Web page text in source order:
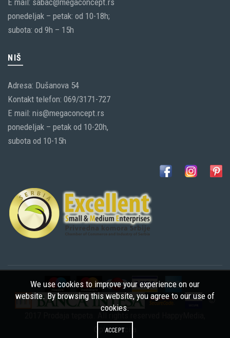
ponedeljak – petak: od 10-18h;
subota: od 9h – 15h
NIŠ
Adresa: Dušanova 54
Kontakt telefon: 069/3171-727
E mail: nis@megaconcept.rs
ponedeljak – petak od 10-20h,
subota od 10-15h
©
Optimizacija
We use cookies to improve your experience on our
website. By browsing this website, you agree to our use of
cookies.
ACCEPT